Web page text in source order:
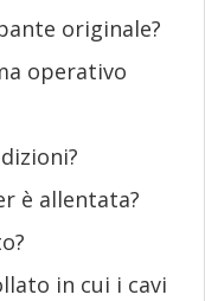
originale?
operativo
è allentata?
in cui i cavi